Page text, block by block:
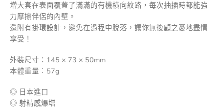
增大套在表面覆蓋了滿滿的有機橫向紋路，每次抽插時都能強
力摩擦伴侶的內壁。
還附有掛環設計，避免在過程中脫落，讓你無後顧之憂地盡情
享受！
外裝尺寸：145 × 73 × 50mm
本體重量︰57g
◎ 日本進口
◎ 射精感爆增